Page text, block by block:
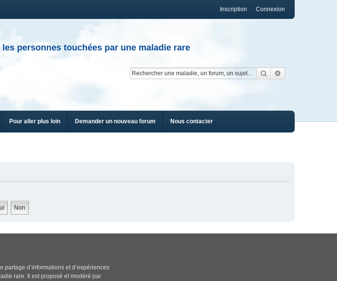
Connexion
Inscription
personnes touchées par une maladie rare
Rechercher
Pour aller plus loin Demander un nouveau forum Nous contacter
partage d’informations et d’expériences
rare. Il est proposé et modéré par